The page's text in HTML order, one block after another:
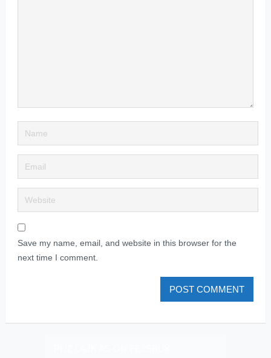
Save my name, email, and website in this browser for the
next time I comment.